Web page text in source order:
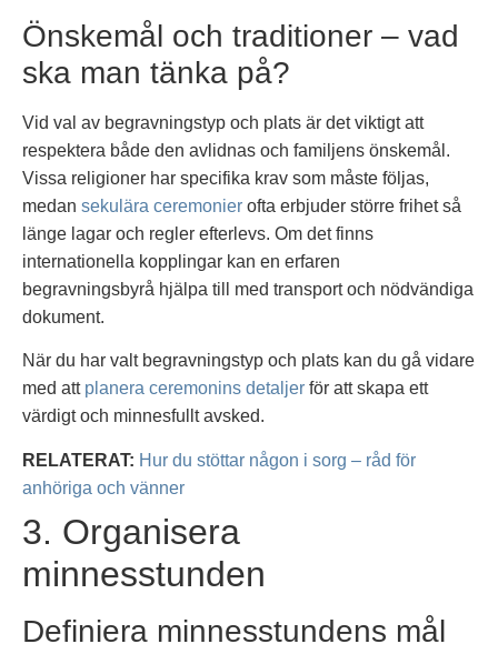
Önskemål och traditioner – vad
ska man tänka på?
Vid val av begravningstyp och plats är det viktigt att
respektera både den avlidnas och familjens önskemål.
Vissa religioner har specifika krav som måste följas,
medan sekulära ceremonier ofta erbjuder större frihet så
länge lagar och regler efterlevs. Om det finns
internationella kopplingar kan en erfaren
begravningsbyrå hjälpa till med transport och nödvändiga
dokument.
När du har valt begravningstyp och plats kan du gå vidare
med att planera ceremonins detaljer för att skapa ett
värdigt och minnesfullt avsked.
RELATERAT: Hur du stöttar någon i sorg – råd för
anhöriga och vänner
3. Organisera
minnesstunden
Definiera minnesstundens mål